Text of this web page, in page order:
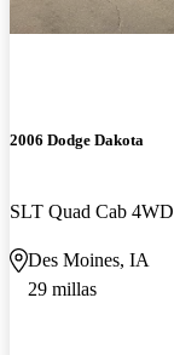
2006 Dodge Dakota
SLT Quad Cab 4WD
Des Moines, IA
29 millas